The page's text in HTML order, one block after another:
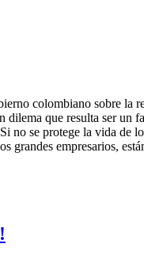
colombiano sobre la
que resulta ser
no se protege la vida
grandes empresarios,